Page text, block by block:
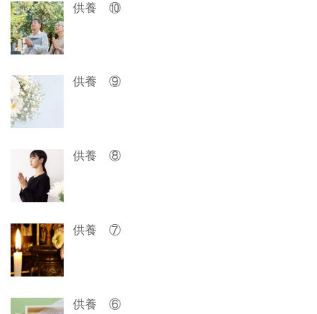
ー
シ
ョ
ン
供養 ⑩
供養 ⑨
供養 ⑧
供養 ⑦
供養 ⑥